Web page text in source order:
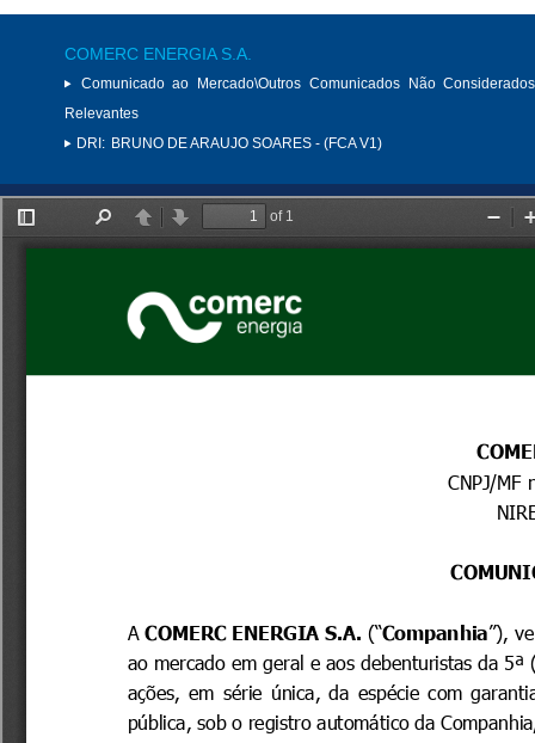
COMERC ENERGIA S.A.
Comunicado ao Mercado\Outros Comunicados Não
Relevantes
DRI: BRUNO DE ARAUJO SOARES - (FCA V1)